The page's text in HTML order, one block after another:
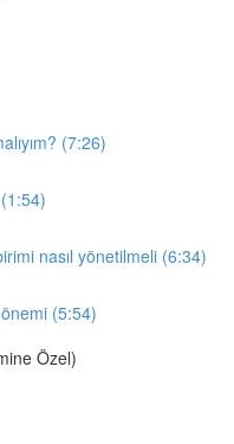
(7:26)
nasıl yönetilmeli (6:34)
(5:54)
Özel)